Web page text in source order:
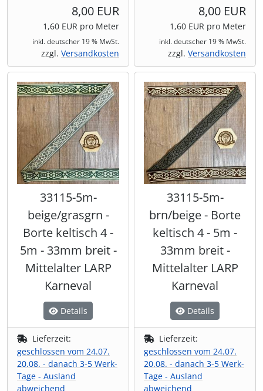
8,00 EUR
1,60 EUR pro Meter
inkl. deutscher 19 % MwSt.
zzgl. Versandkosten
8,00 EUR
1,60 EUR pro Meter
inkl. deutscher 19 % MwSt.
zzgl. Versandkosten
33115-5m-
beige/grasgrn -
Borte keltisch 4 -
5m - 33mm breit -
Mittelalter LARP
Karneval
Details
Lieferzeit:
geschlossen vom 24.07.
20.08. - danach 3-5 Werk-
Tage - Ausland
abweichend
33115-5m-
brn/beige - Borte
keltisch 4 - 5m -
33mm breit -
Mittelalter LARP
Karneval
Details
Lieferzeit:
geschlossen vom 24.07.
20.08. - danach 3-5 Werk-
Tage - Ausland
abweichend